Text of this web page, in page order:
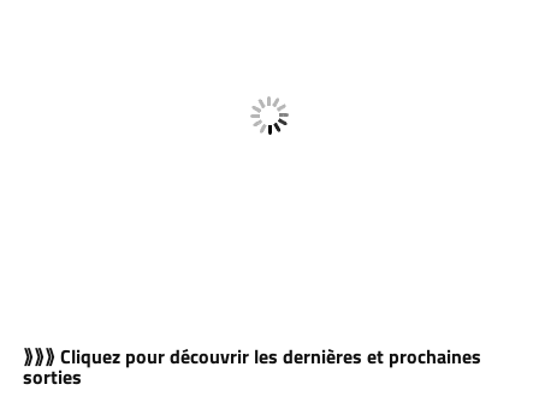
⟫⟫⟫ Cliquez pour découvrir les dernières et prochaines
sorties